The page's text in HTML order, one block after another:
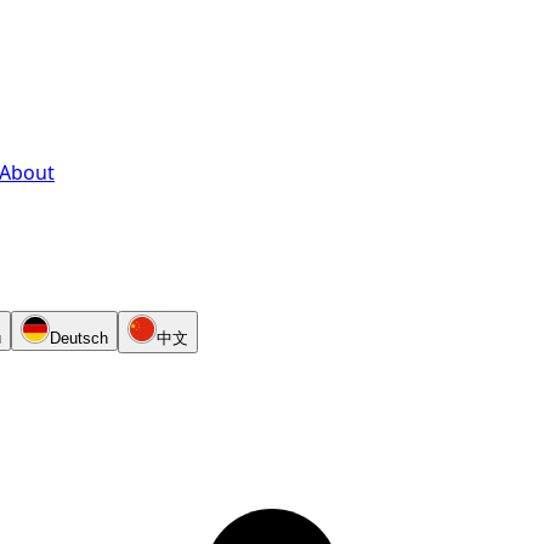
About
Deutsch 中文